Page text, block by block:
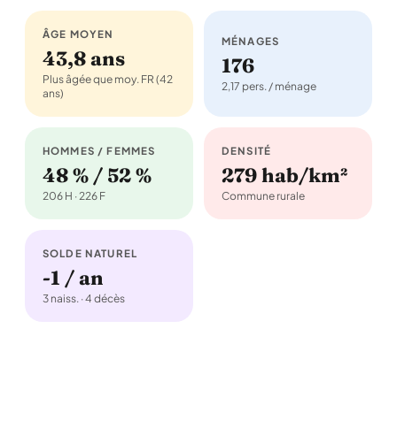
ÂGE MOYEN
43,8 ans
Plus âgée que moy. FR (42
ans)
MÉNAGES
176
2,17 pers. / ménage
HOMMES / FEMMES
48 % / 52 %
206 H · 226 F
DENSITÉ
279 hab/km²
Commune rurale
SOLDE NATUREL
-1 / an
3 naiss. · 4 décès